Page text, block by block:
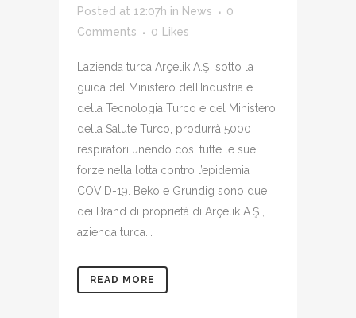
Posted at 12:07h in News
0
Comments
0 Likes
L’azienda turca Arçelik A.Ş. sotto la
guida del Ministero dell’Industria e
della Tecnologia Turco e del Ministero
della Salute Turco, produrrà 5000
respiratori unendo così tutte le sue
forze nella lotta contro l’epidemia
COVID-19. Beko e Grundig sono due
dei Brand di proprietà di Arçelik A.Ş.,
azienda turca...
READ MORE